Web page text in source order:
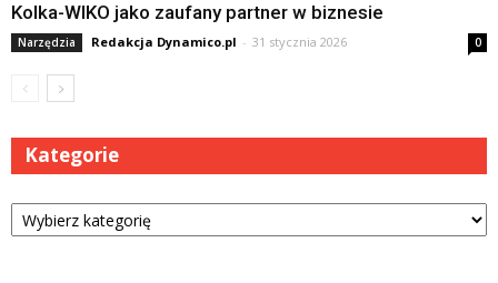
Kolka-WIKO jako zaufany partner w biznesie
Narzędzia Redakcja Dynamico.pl - 31 stycznia 2026 0
Kategorie
Kategorie